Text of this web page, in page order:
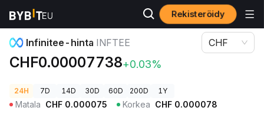
Rekisteröidy
Kryptohinnat
Infinitee-hinta INFTEE
CHF0.00007738+0.03%
CHF
24H 7D 14D 30D 60D 200D 1Y
Matala CHF 0.000075 Korkea CHF 0.000078